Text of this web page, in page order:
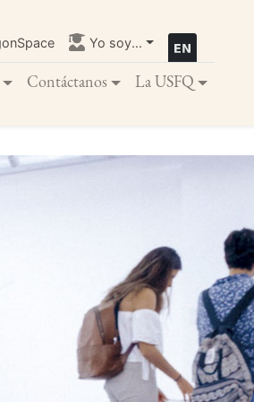
Yo soy...
Contáctanos La USFQ